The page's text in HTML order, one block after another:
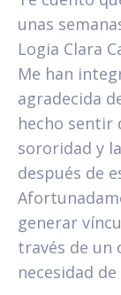
unas
Logia Clara
Me han
agradecida
hecho sentir
sororidad y
después de
generar
través de un
necesidad